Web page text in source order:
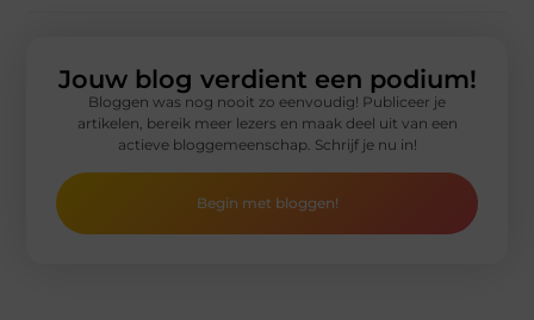
Jouw blog verdient een podium!
Bloggen was nog nooit zo eenvoudig! Publiceer je
artikelen, bereik meer lezers en maak deel uit van een
actieve bloggemeenschap. Schrijf je nu in!
Begin met bloggen!